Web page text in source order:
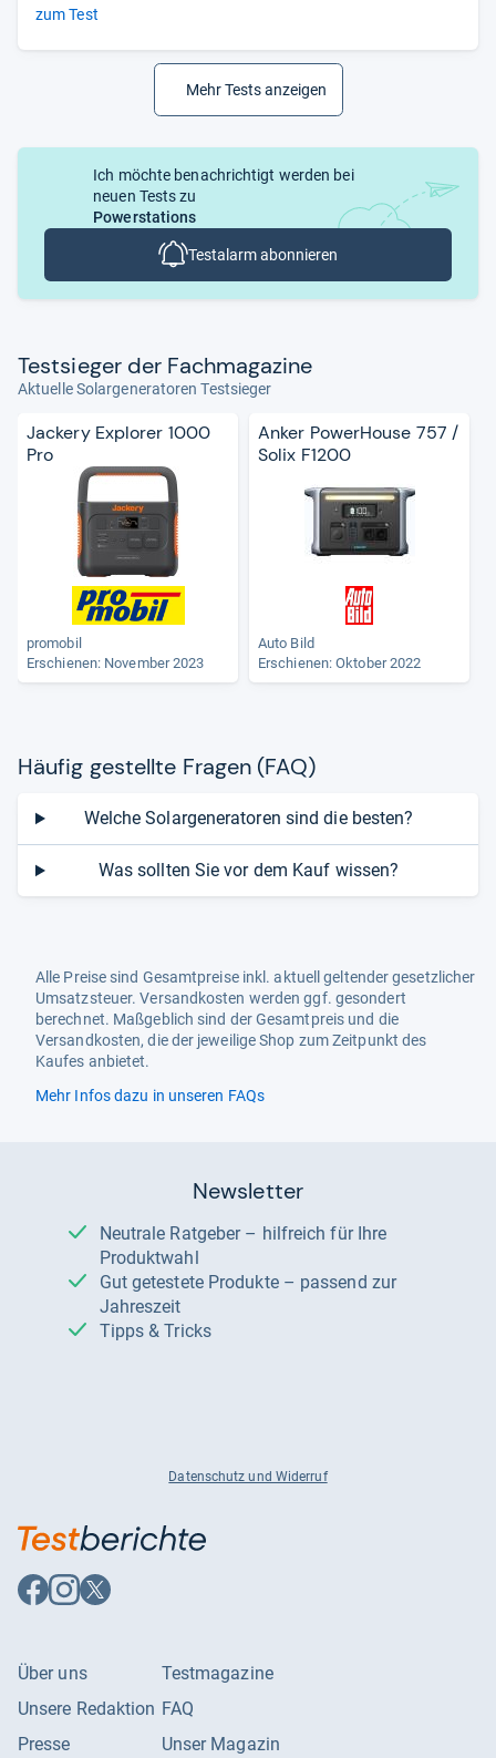
zum Test
Mehr Tests anzeigen
Ich möchte benachrichtigt werden bei
neuen Tests zu
Powerstations
Testalarm abonnieren
Test­sie­ger der Fach­ma­ga­zine
Aktuelle Solargeneratoren Testsieger
Jackery Explorer 1000
Pro
promobil
Erschienen: November 2023
Anker PowerHouse 757 /
Solix F1200
Auto Bild
Erschienen: Oktober 2022
Häu­fig gestellte Fra­gen (FAQ)
Welche Solargeneratoren sind die besten?
Was sollten Sie vor dem Kauf wissen?
Alle Preise sind Gesamtpreise inkl. aktuell geltender gesetzlicher
Umsatzsteuer. Versandkosten werden ggf. gesondert
berechnet. Maßgeblich sind der Gesamtpreis und die
Versandkosten, die der jeweilige Shop zum Zeitpunkt des
Kaufes anbietet.
Mehr Infos dazu in unseren FAQs
Newsletter
Neutrale Ratgeber – hilfreich für Ihre
Produktwahl
Gut getestete Produkte – passend zur
Jahreszeit
Tipps & Tricks
Datenschutz und Widerruf
Auf
Facebook
Auf
Instagram
Auf
X
Über uns
Unsere Redaktion
Presse
Testmagazine
FAQ
Unser Magazin